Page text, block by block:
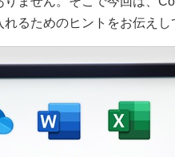
るためのヒントをお伝えし